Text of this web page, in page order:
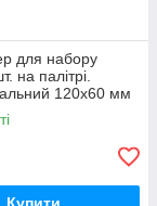
для набору
на палітрі.
120х60 мм